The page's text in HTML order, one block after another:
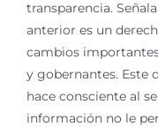
transparencia.
anterior es un
cambios
y gobernantes. Este
hace consciente al
información no le